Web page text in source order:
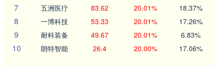
7 五洲医疗 83.62 20.01% 18.37%
8 一博科技 53.33 20.01% 17.26%
9 耐科装备 49.67 20.01% 6.83%
10 朗特智能 26.4 20.00% 17.06%